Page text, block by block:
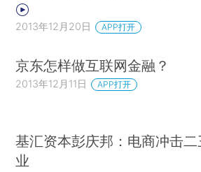
2013年12月20日 APP打开
京东怎样做互联网金融？
2013年12月11日 APP打开
基汇资本彭庆邦：电商冲击
业